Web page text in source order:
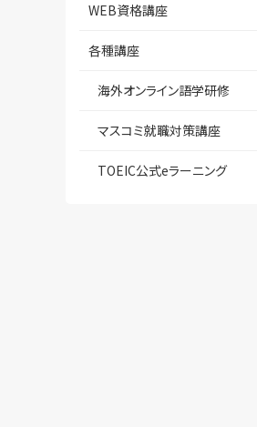
WEB資格講座
各種講座
海外オンライン語学研修
マスコミ就職対策講座
TOEIC公式eラーニング